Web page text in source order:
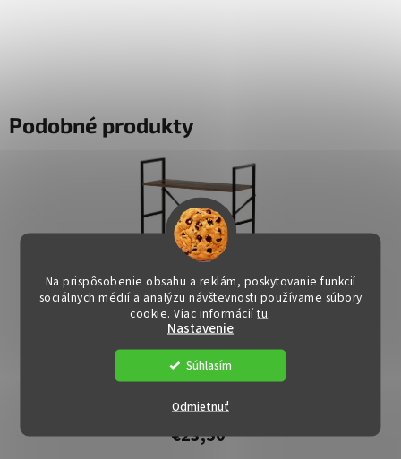
Na prispôsobenie obsahu a reklám, poskytovanie funkcií
sociálnych médií a analýzu návštevnosti používame súbory
cookie. Viac informáciítu.
Nastavenie
Odmietnuť
Súhlasím
Podobné produkty
Regál - NOVIS, Hnedá
€23,50